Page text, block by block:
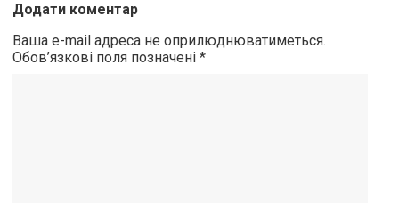
Додати коментар
Ваша e-mail адреса не оприлюднюватиметься.
Обов’язкові поля позначені*